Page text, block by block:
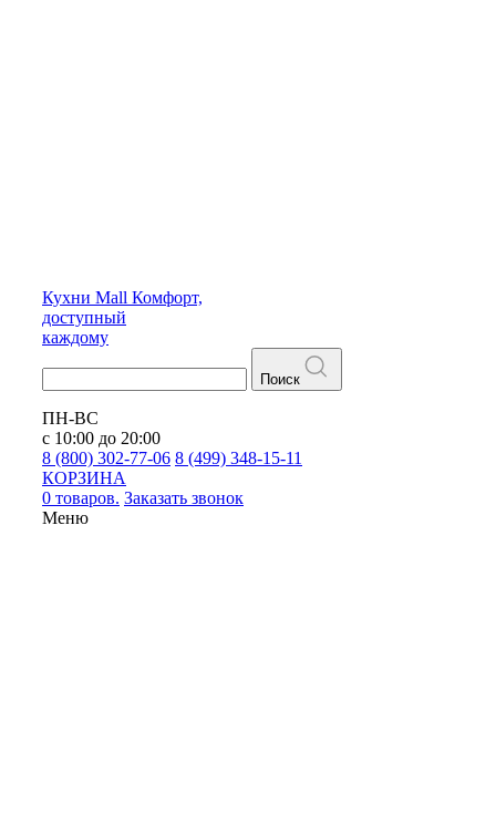
Кухни Mall Комфорт,
доступный
каждому
Поиск
ПН-ВС
с 10:00 до 20:00
8 (800) 302-77-06 8 (499) 348-15-11
КОРЗИНА
0 товаров. Заказать звонок
Меню